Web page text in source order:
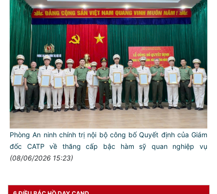
Phòng An ninh Nội địa: Thi đua lập thành tích chào mừng các
ngày lễ lớn của đất nước, thành phố và lực lượng an ninh nhân
dân
(10/06/2026 16:21)